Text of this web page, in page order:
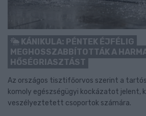
KÁNIKULA: PÉNTEK ÉJFÉLIG
MEGHOSSZABBÍTOTTÁK A
HŐSÉGRIASZTÁST
Az országos tisztifőorvos szerint a
komoly egészségügyi kockázatot jelent,
veszélyeztetett csoportok számára.